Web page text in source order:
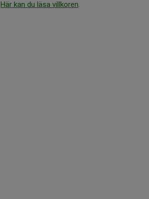
Här kan du läsa villkoren.